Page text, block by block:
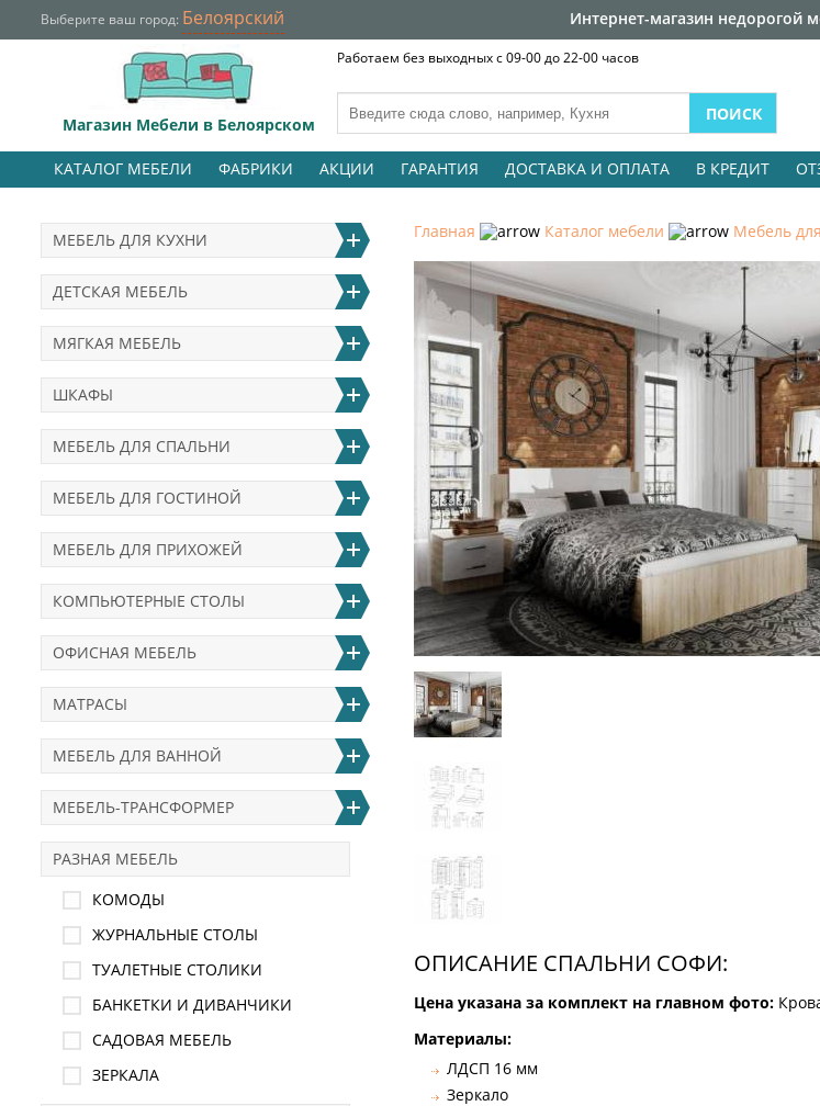
Выберите ваш город: Белоярский Интернет-магазин недорогой
Магазин Мебели в Белоярском
Работаем без выходных с 09-00 до 22-00 часов
КАТАЛОГ МЕБЕЛИ ФАБРИКИ АКЦИИ ГАРАНТИЯ ДОСТАВКА И ОПЛАТА В КРЕДИТ
Главная Каталог мебели Мебель
ОПИСАНИЕ СПАЛЬНИ СОФИ:
Цена указана за комплект на главном фото:
Материалы:
ЛДСП 16 мм
Зеркало
МЕБЕЛЬ ДЛЯ КУХНИ
ДЕТСКАЯ МЕБЕЛЬ
МЯГКАЯ МЕБЕЛЬ
ШКАФЫ
МЕБЕЛЬ ДЛЯ СПАЛЬНИ
МЕБЕЛЬ ДЛЯ ГОСТИНОЙ
МЕБЕЛЬ ДЛЯ ПРИХОЖЕЙ
КОМПЬЮТЕРНЫЕ СТОЛЫ
ОФИСНАЯ МЕБЕЛЬ
МАТРАСЫ
МЕБЕЛЬ ДЛЯ ВАННОЙ
МЕБЕЛЬ-ТРАНСФОРМЕР
РАЗНАЯ МЕБЕЛЬ
КОМОДЫ
ЖУРНАЛЬНЫЕ СТОЛЫ
ТУАЛЕТНЫЕ СТОЛИКИ
БАНКЕТКИ И ДИВАНЧИКИ
САДОВАЯ МЕБЕЛЬ
ЗЕРКАЛА